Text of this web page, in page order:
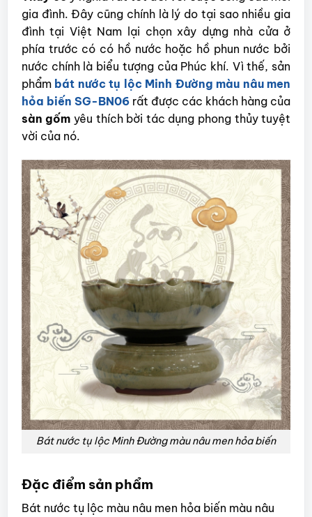
gia đình. Đây cũng chính là lý do tại sao nhiều gia
đình tại Việt Nam lại chọn xây dựng nhà cửa ở
phía trước có có hồ nước hoặc hồ phun nước bởi
nước chính là biểu tượng của Phúc khí. Vì thế, sản
phẩmbát nước tụ lộc Minh Đường màu nâu men
hỏa biến SG-BN06rất được các khách hàng của
sàn gốm yêu thích bời tác dụng phong thủy tuyệt
vời của nó.
Bát nước tụ lộc Minh Đường màu nâu men hỏa biến
Đặc điểm sản phẩm
Bát nước tụ lộc màu nâu men hỏa biến màu nâu